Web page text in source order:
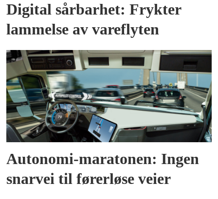
Digital sårbarhet: Frykter
lammelse av vareflyten
Autonomi-maratonen: Ingen
snarvei til førerløse veier